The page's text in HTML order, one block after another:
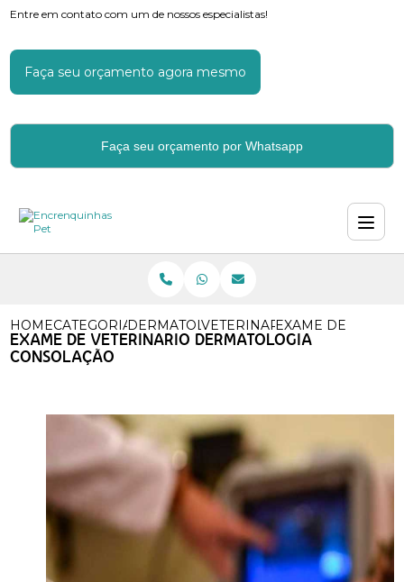
Entre em contato com um de nossos especialistas!
Faça seu orçamento agora mesmo
Faça seu orçamento por Whatsapp
HOMECATEGORIASDERMATOLOGIA VETERINARIA
VETERINARIO ESPECIALISTA
EXAME DE
EXAME DE VETERINARIO DERMATOLOGIA
CONSOLAÇÃO